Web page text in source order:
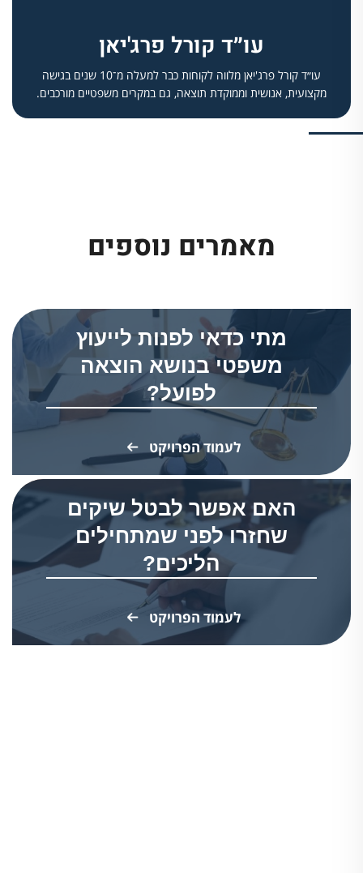
עו״ד קורל פרג'יאן
עו״ד קורל פרג'יאן מלווה לקוחות כבר למעלה מ־10 שנים בגישה
מקצועית, אנושית וממוקדת תוצאה, גם במקרים משפטיים מורכבים.
מאמרים נוספים
מתי כדאי לפנות לייעוץ
משפטי בנושא הוצאה
לפועל?
לעמוד הפרויקט
האם אפשר לבטל שיקים
שחזרו לפני שמתחילים
הליכים?
לעמוד הפרויקט